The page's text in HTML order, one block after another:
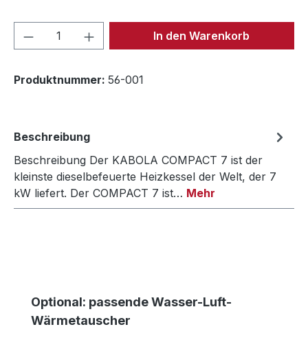
Produkt Anzahl: Gib denIn den Warenkorb
Produktnummer: 56-001
Beschreibung
Beschreibung Der KABOLA COMPACT 7 ist der
kleinste dieselbefeuerte Heizkessel der Welt, der 7
kW liefert. Der COMPACT 7 ist… Mehr
Produktgalerie überspringen
Optional: passende Wasser-Luft-
Wärmetauscher